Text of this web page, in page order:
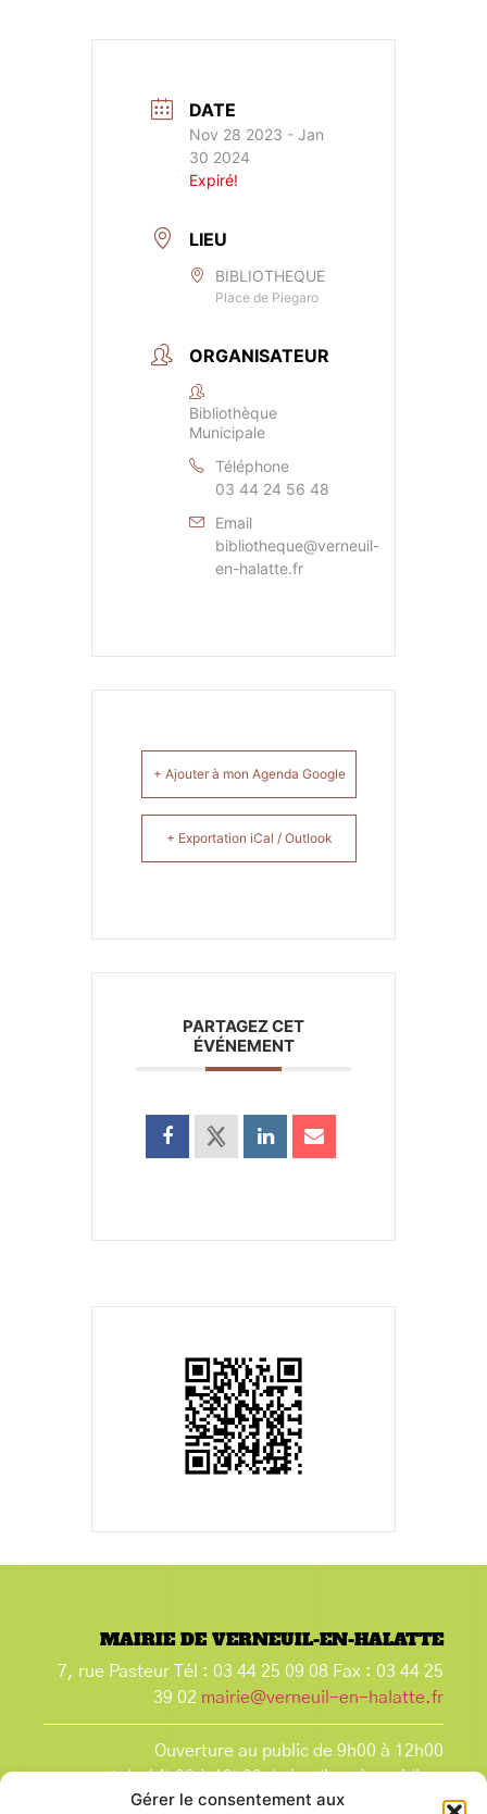
Gérer le consentement aux
DATE
Nov 28 2023 - Jan
30 2024
Expiré!
LIEU
BIBLIOTHEQUE
Place de Piegaro
ORGANISATEUR
Bibliothèque
Municipale
Téléphone
03 44 24 56 48
Email
bibliotheque@verneuil-
en-halatte.fr
+ Ajouter à mon Agenda Google
+ Exportation iCal / Outlook
PARTAGEZ CET
ÉVÉNEMENT
MAIRIE DE VERNEUIL-EN-HALATTE
7, rue Pasteur Tél : 03 44 25 09 08 Fax : 03 44 25
39 02 mairie@verneuil-en-halatte.fr
Ouverture au public de 9h00 à 12h00
et de 14h00 à 18h00 du lundi après-midi au
vendredi,